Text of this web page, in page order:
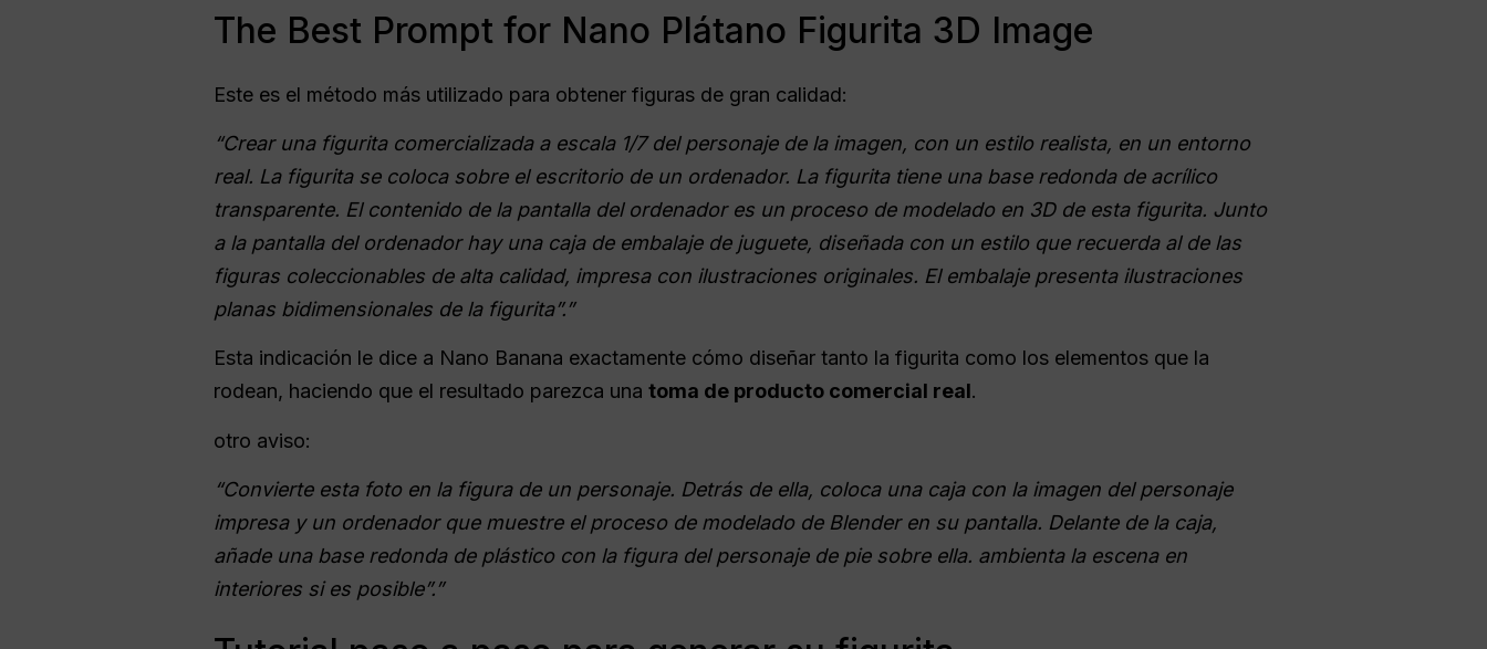
The Best Prompt for Nano Plátano Figurita 3D Image
Este es el método más utilizado para obtener figuras de gran calidad:
“Crear una figurita comercializada a escala 1/7 del personaje de la imagen, con un estilo realista, en un entorno
real. La figurita se coloca sobre el escritorio de un ordenador. La figurita tiene una base redonda de acrílico
transparente. El contenido de la pantalla del ordenador es un proceso de modelado en 3D de esta figurita. Junto
a la pantalla del ordenador hay una caja de embalaje de juguete, diseñada con un estilo que recuerda al de las
figuras coleccionables de alta calidad, impresa con ilustraciones originales. El embalaje presenta ilustraciones
planas bidimensionales de la figurita”.”
Esta indicación le dice a Nano Banana exactamente cómo diseñar tanto la figurita como los elementos que la
rodean, haciendo que el resultado parezca una toma de producto comercial real.
otro aviso:
“Convierte esta foto en la figura de un personaje. Detrás de ella, coloca una caja con la imagen del personaje
impresa y un ordenador que muestre el proceso de modelado de Blender en su pantalla. Delante de la caja,
añade una base redonda de plástico con la figura del personaje de pie sobre ella. ambienta la escena en
interiores si es posible”.”